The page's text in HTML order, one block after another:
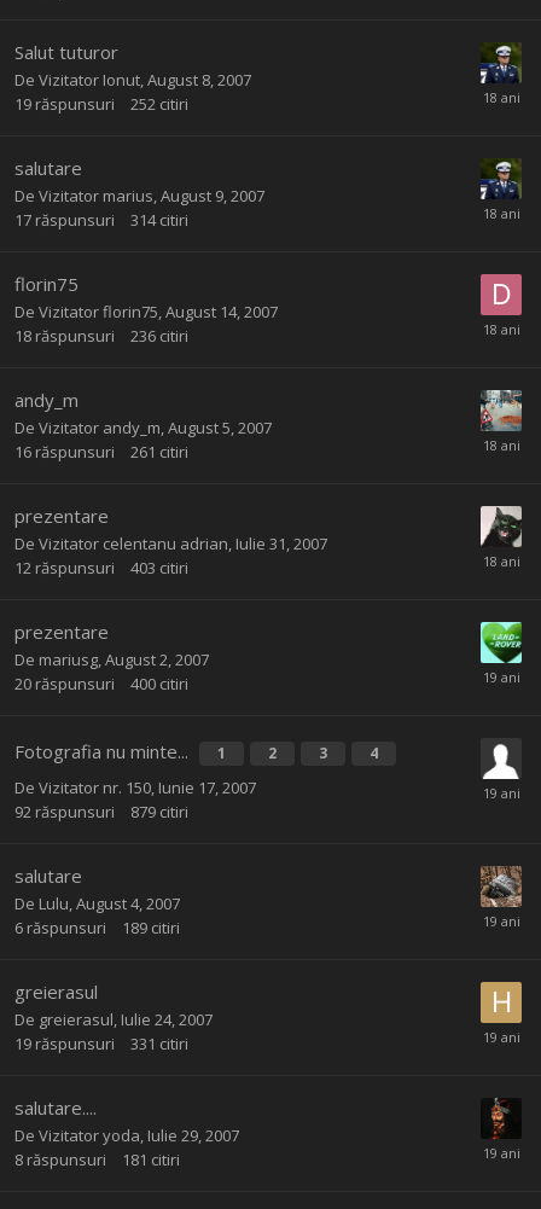
Salut tuturor
De Vizitator Ionut, August 8, 2007
19 răspunsuri 252 citiri
salutare
De Vizitator marius, August 9, 2007
17 răspunsuri 314 citiri
florin75
De Vizitator florin75, August 14, 2007
18 răspunsuri 236 citiri
andy_m
De Vizitator andy_m, August 5, 2007
16 răspunsuri 261 citiri
prezentare
De Vizitator celentanu adrian, Iulie 31, 2007
12 răspunsuri 403 citiri
prezentare
De mariusg August 2, 2007
20 răspunsuri 400 citiri
Fotografia nu minte... 1 2 3 4
De Vizitator nr. 150, Iunie 17, 2007
92 răspunsuri 879 citiri
salutare
De Lulu August 4, 2007
6 răspunsuri 189 citiri
greierasul
De greierasul Iulie 24, 2007
19 răspunsuri 331 citiri
salutare....
De Vizitator yoda, Iulie 29, 2007
8 răspunsuri 181 citiri